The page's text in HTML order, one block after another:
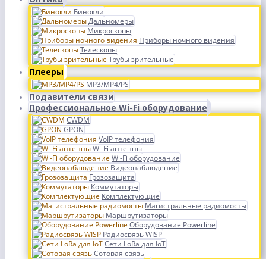
Бинокли
Дальномеры
Микроскопы
Приборы ночного видения
Телескопы
Трубы зрительные
Плееры
MP3/MP4/PS
Подавители связи
Профессиональное Wi-Fi оборудование
CWDM
GPON
VoIP телефония
Wi-Fi антенны
Wi-Fi оборудование
Видеонаблюдение
Грозозащита
Коммутаторы
Комплектующие
Магистральные радиомосты
Маршрутизаторы
Оборудование Powerline
Радиосвязь WISP
Сети LoRa для IoT
Сотовая связь